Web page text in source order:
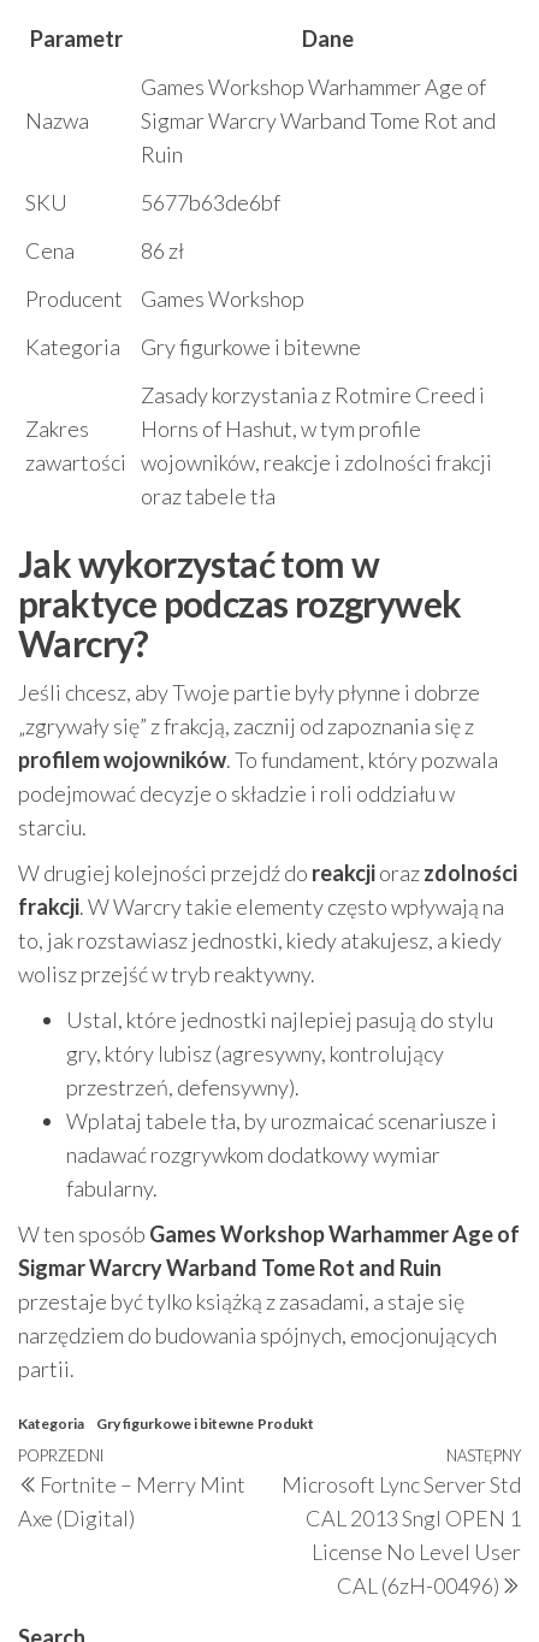
Parametr
Dane
Nazwa
Games Workshop Warhammer Age of
Sigmar Warcry Warband Tome Rot and
Ruin
SKU
5677b63de6bf
Cena
86 zł
Producent
Games Workshop
Kategoria
Gry figurkowe i bitewne
Zakres
zawartości
Zasady korzystania z Rotmire Creed i
Horns of Hashut, w tym profile
wojowników, reakcje i zdolności frakcji
oraz tabele tła
Jak wykorzystać tom w
praktyce podczas rozgrywek
Warcry?
Jeśli chcesz, aby Twoje partie były płynne i dobrze
„zgrywały się” z frakcją, zacznij od zapoznania się z
profilem wojowników. To fundament, który pozwala
podejmować decyzje o składzie i roli oddziału w
starciu.
W drugiej kolejności przejdź do reakcjiorazzdolności
frakcji. W Warcry takie elementy często wpływają na
to, jak rozstawiasz jednostki, kiedy atakujesz, a kiedy
wolisz przejść w tryb reaktywny.
Ustal, które jednostki najlepiej pasują do stylu
gry, który lubisz (agresywny, kontrolujący
przestrzeń, defensywny).
Wplataj tabele tła, by urozmaicać scenariusze i
nadawać rozgrywkom dodatkowy wymiar
fabularny.
W ten sposób Games Workshop Warhammer Age of
Sigmar Warcry Warband Tome Rot and Ruin
przestaje być tylko książką z zasadami, a staje się
narzędziem do budowania spójnych, emocjonujących
partii.
Kategoria Gry figurkowe i bitewne Produkt
Nawigacja
wpisu
Poprzedni
wpis
POPRZEDNI
Fortnite – Merry Mint
Axe (Digital)
NASTĘPNY
Microsoft Lync Server Std
CAL 2013 Sngl OPEN 1
License No Level User
CAL (6zH-00496)